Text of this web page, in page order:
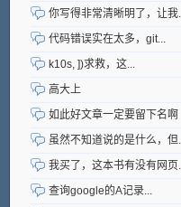
你写得非常清晰明了，让我...
代码错误实在太多，git...
k10s, ])求救，这...
高大上
如此好文章一定要留下名啊
虽然不知道说的是什么，但...
我买了，这本书有没有网页...
查询google的A记录...